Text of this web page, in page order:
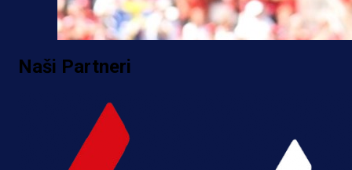
Naši Partneri